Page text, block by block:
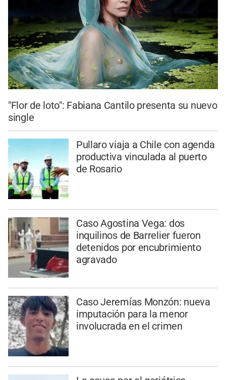
"Flor de loto": Fabiana Cantilo presenta su nuevo
single
Pullaro viaja a Chile con agenda
productiva vinculada al puerto
de Rosario
Caso Agostina Vega: dos
inquilinos de Barrelier fueron
detenidos por encubrimiento
agravado
Caso Jeremías Monzón: nueva
imputación para la menor
involucrada en el crimen